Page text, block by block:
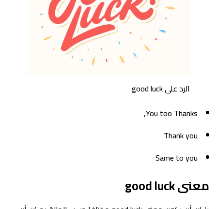
الرد على good luck
You too Thanks,
Thank you
Same to you
معنى good luck